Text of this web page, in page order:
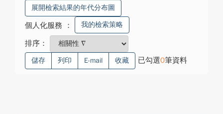
展開檢索結果的年代分布圖
個人化服務 ： 我的檢索策略
排序：
儲存 列印 E-mail 收藏 已勾選0筆資料